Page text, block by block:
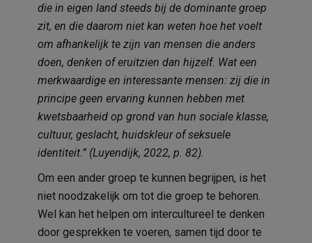
die in eigen land steeds bij de dominante groep
zit, en die daarom niet kan weten hoe het voelt
om afhankelijk te zijn van mensen die anders
doen, denken of eruitzien dan hijzelf. Wat een
merkwaardige en interessante mensen: zij die in
principe geen ervaring kunnen hebben met
kwetsbaarheid op grond van hun sociale klasse,
cultuur, geslacht, huidskleur of seksuele
identiteit.” (Luyendijk, 2022, p. 82).
Om een ander groep te kunnen begrijpen, is het
niet noodzakelijk om tot die groep te behoren.
Wel kan het helpen om intercultureel te denken
door gesprekken te voeren, samen tijd door te